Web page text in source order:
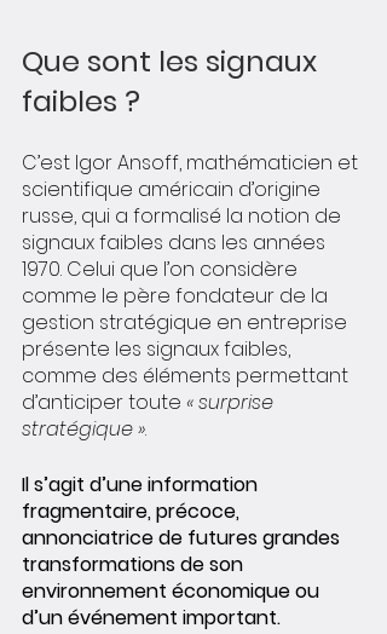
Que sont les signaux
faibles ?
C’est Igor Ansoff, mathématicien et
scientifique américain d’origine
russe, qui a formalisé la notion de
signaux faibles dans les années
1970. Celui que l’on considère
comme le père fondateur de la
gestion stratégique en entreprise
présente les signaux faibles,
comme des éléments permettant
d’anticiper toute « surprise
stratégique ».
Il s’agit d’une information
fragmentaire, précoce,
annonciatrice de futures grandes
transformations de son
environnement économique ou
d’un événement important.